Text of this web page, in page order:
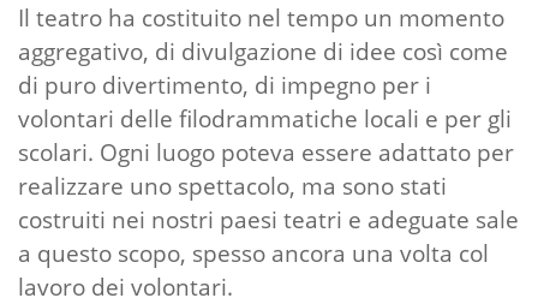
Il teatro ha costituito nel tempo un momento
aggregativo, di divulgazione di idee così come
di puro divertimento, di impegno per i
volontari delle filodrammatiche locali e per gli
scolari. Ogni luogo poteva essere adattato per
realizzare uno spettacolo, ma sono stati
costruiti nei nostri paesi teatri e adeguate sale
a questo scopo, spesso ancora una volta col
lavoro dei volontari.